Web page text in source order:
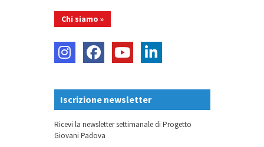
Chi siamo »
Iscrizione newsletter
Ricevi la newsletter settimanale di Progetto
Giovani Padova